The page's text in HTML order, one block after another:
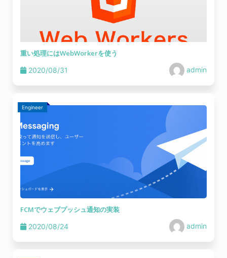
重い処理にはWebWorkerを使う
2020/08/31 admin
Engineer
FCMでウェブプッシュ通知の実装
2020/08/24 admin